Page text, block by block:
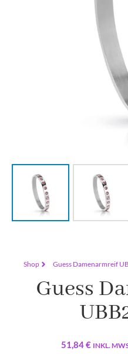
Shop Guess Damenarmreif
Guess
51,84€ INKL.